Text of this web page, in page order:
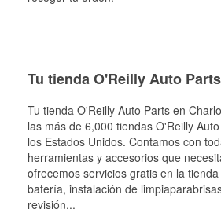
Tu tienda O'Reilly Auto
Tu tienda O'Reilly Auto Parts en
las más de 6,000 tiendas O'Reilly
los Estados Unidos. Contamos con
herramientas y accesorios que
ofrecemos servicios gratis en la
batería, instalación de
revisión...